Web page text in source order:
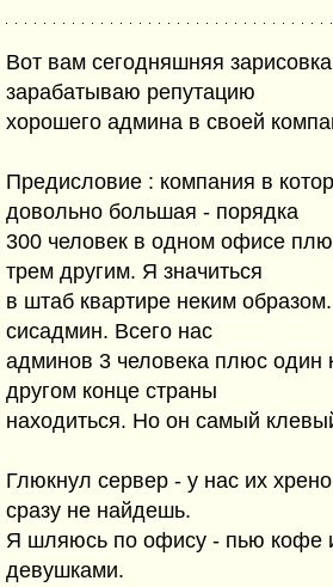
Вот вам сегодняшняя
зарабатываю репутацию
хорошего админа в своей
Предисловие : компания в
довольно большая - порядка
300 человек в одном офисе
трем другим. Я значиться
в штаб квартире неким
сисадмин. Всего нас
админов 3 человека плюс один
другом конце страны
находиться. Но он самый
Глюкнул сервер - у нас их
сразу не найдешь.
Я шляюсь по офису - пью кофе
девушками.